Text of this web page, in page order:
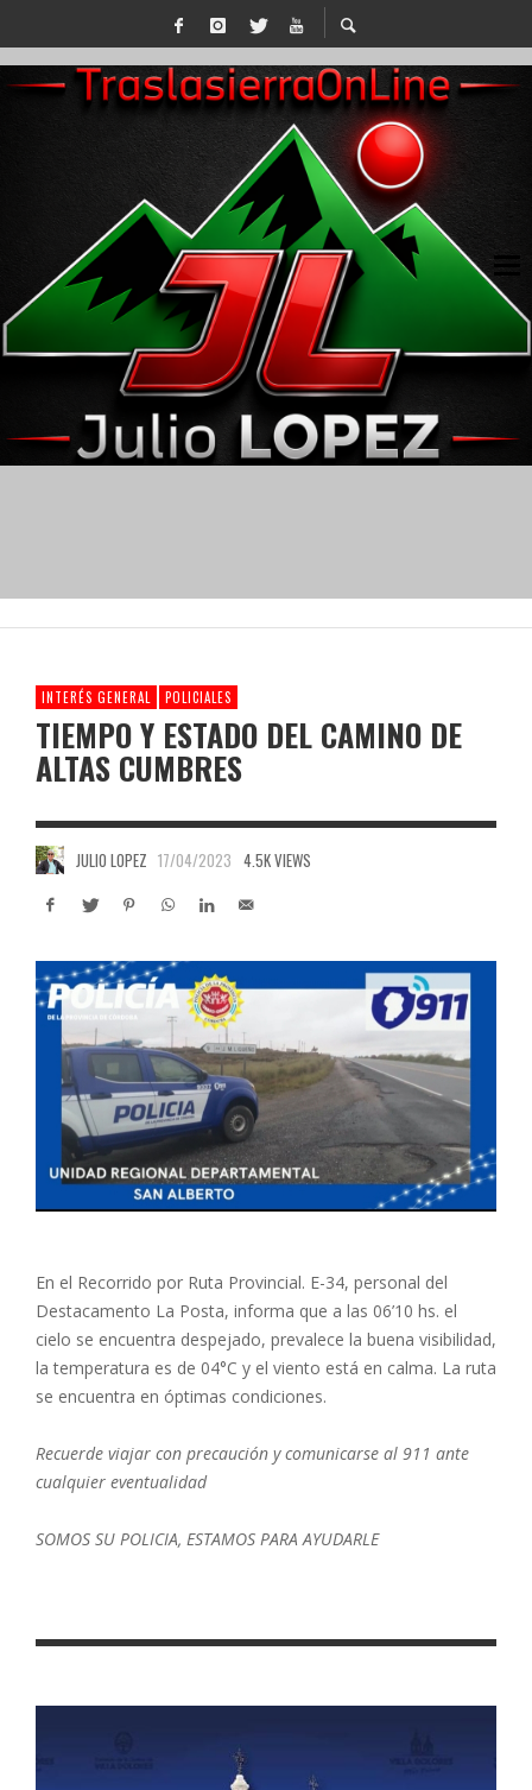
INTERÉS GENERAL POLICIALES
TIEMPO Y ESTADO DEL CAMINO DE
ALTAS CUMBRES
JULIO LOPEZ 17/04/2023 4.5K VIEWS
En el Recorrido por Ruta Provincial. E-34, personal del
Destacamento La Posta, informa que a las 06’10 hs. el
cielo se encuentra despejado, prevalece la buena visibilidad,
la temperatura es de 04°C y el viento está en calma. La ruta
se encuentra en óptimas condiciones.
Recuerde viajar con precaución y comunicarse al 911 ante
cualquier eventualidad
SOMOS SU POLICIA, ESTAMOS PARA AYUDARLE